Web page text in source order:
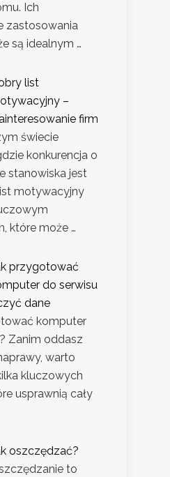
Ich
zastosowania
są idealnym …
list
–
firm
świecie
konkurencja o
stanowiska jest
motywacyjny
które może …
przygotować
do serwisu
dane
komputer
Zanim oddasz
warto
kluczowych
usprawnią cały
oszczędzać?
to